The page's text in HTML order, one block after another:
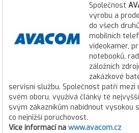
Společnost
výrobu a
do všech
mobilních
videokamer,
notebooků,
záložních
zakázkové
servisní službu. Společnost patří mezi
svém oboru, využívá články té
svým zákazníkům nabídnout vysokou
co nejnižší poruchovost.
Více informací na www.avacom.cz